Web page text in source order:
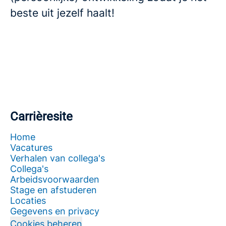
beste uit jezelf haalt!
Carrièresite
Home
Vacatures
Verhalen van collega's
Collega's
Arbeidsvoorwaarden
Stage en afstuderen
Locaties
Gegevens en privacy
Cookies beheren